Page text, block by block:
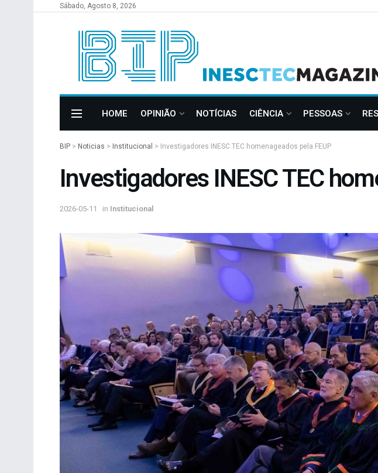
Sábado, Agosto 8, 2026
HOME OPINIÃO NOTÍCIAS CIÊNCIA PESSOAS
BIP > Noticias > Institucional > Investigadores INESC TEC homenageados pela FEUP
Investigadores INESC TEC
2026-05-11 in Institucional